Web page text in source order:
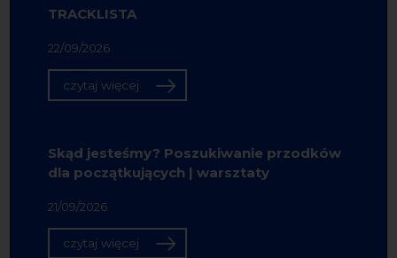
TRACKLISTA
22/09/2026
czytaj więcej
Skąd jesteśmy? Poszukiwanie przodków
dla początkujących | warsztaty
21/09/2026
czytaj więcej